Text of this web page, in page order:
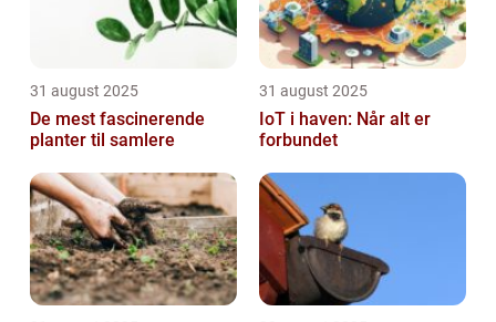
31 august 2025
De mest fascinerende
planter til samlere
31 august 2025
IoT i haven: Når alt er
forbundet